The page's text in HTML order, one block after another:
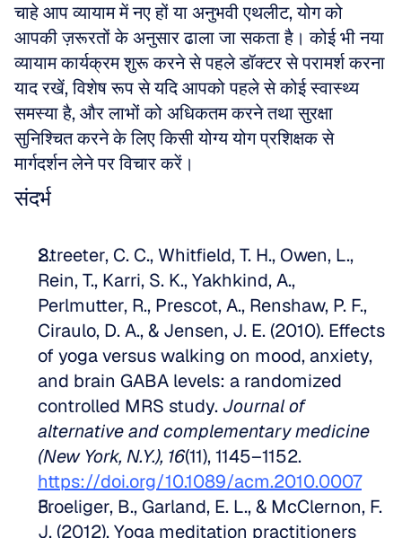
चाहे आप व्यायाम में नए हों या अनुभवी एथलीट, योग को
आपकी ज़रूरतों के अनुसार ढाला जा सकता है। कोई भी नया
व्यायाम कार्यक्रम शुरू करने से पहले डॉक्टर से परामर्श करना
याद रखें, विशेष रूप से यदि आपको पहले से कोई स्वास्थ्य
समस्या है, और लाभों को अधिकतम करने तथा सुरक्षा
सुनिश्चित करने के लिए किसी योग्य योग प्रशिक्षक से
मार्गदर्शन लेने पर विचार करें।
संदर्भ
Streeter, C. C., Whitfield, T. H., Owen, L.,
Rein, T., Karri, S. K., Yakhkind, A.,
Perlmutter, R., Prescot, A., Renshaw, P. F.,
Ciraulo, D. A., & Jensen, J. E. (2010). Effects
of yoga versus walking on mood, anxiety,
and brain GABA levels: a randomized
controlled MRS study. Journal of
alternative and complementary medicine
(New York, N.Y.), 16
https://doi.org/10.1089/acm.2010.0007
Froeliger, B., Garland, E. L., & McClernon, F.
J. (2012). Yoga meditation practitioners